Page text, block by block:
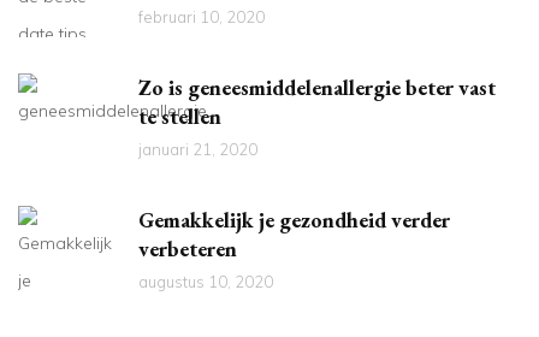
februari 10, 2020
Zo is geneesmiddelenallergie beter vast
te stellen
januari 21, 2020
Gemakkelijk je gezondheid verder
verbeteren
augustus 10, 2020